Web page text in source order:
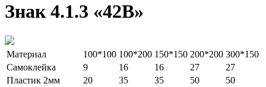
Знак 4.1.3 «42B»
Материал 100*100 100*200 150*150 200*200 300*150
Самоклейка
9 16 16 27
27
Пластик 2мм
20 35 35 50
50